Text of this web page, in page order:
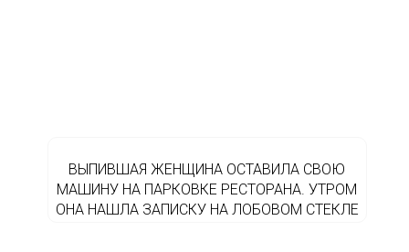
ВЫПИВШАЯ ЖЕНЩИНА ОСТАВИЛА СВОЮ
МАШИНУ НА ПАРКОВКЕ РЕСТОРАНА. УТРОМ
ОНА НАШЛА ЗАПИСКУ НА ЛОБОВОМ СТЕКЛЕ